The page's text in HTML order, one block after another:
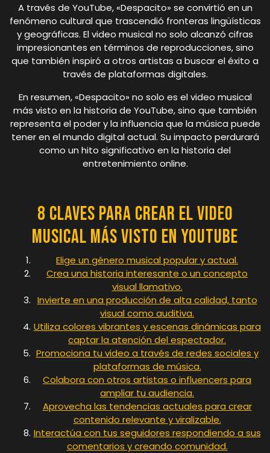
A través de YouTube, «Despacito» se convirtió en un
fenómeno cultural que trascendió fronteras lingüísticas
y geográficas. El video musical no solo alcanzó cifras
impresionantes en términos de reproducciones, sino
que también inspiró a otros artistas a buscar el éxito a
través de plataformas digitales.
En resumen, «Despacito» no solo es el video musical
más visto en la historia de YouTube, sino que también
representa el poder y la influencia que la música puede
tener en el mundo digital actual. Su impacto perdurará
como un hito significativo en la historia del
entretenimiento online.
8 Claves para Crear el Video
Musical Más Visto en YouTube
Elige un género musical popular y actual.
Crea una historia interesante o un concepto
visual llamativo.
Invierte en una producción de alta calidad, tanto
visual como auditiva.
Utiliza colores vibrantes y escenas dinámicas para
captar la atención del espectador.
Promociona tu video a través de redes sociales y
plataformas de música.
Colabora con otros artistas o influencers para
ampliar tu audiencia.
Aprovecha las tendencias actuales para crear
contenido relevante y viralizable.
Interactúa con tus seguidores respondiendo a sus
comentarios y creando comunidad.